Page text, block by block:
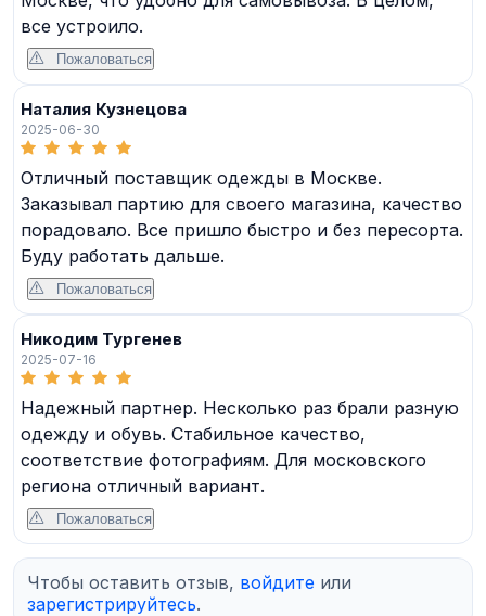
все устроило.
Пожаловаться
Наталия Кузнецова
2025-06-30
Отличный поставщик одежды в Москве.
Заказывал партию для своего магазина, качество
порадовало. Все пришло быстро и без пересорта.
Буду работать дальше.
Пожаловаться
Никодим Тургенев
2025-07-16
Надежный партнер. Несколько раз брали разную
одежду и обувь. Стабильное качество,
соответствие фотографиям. Для московского
региона отличный вариант.
Пожаловаться
Чтобы оставить отзыв, войдите или
зарегистрируйтесь.